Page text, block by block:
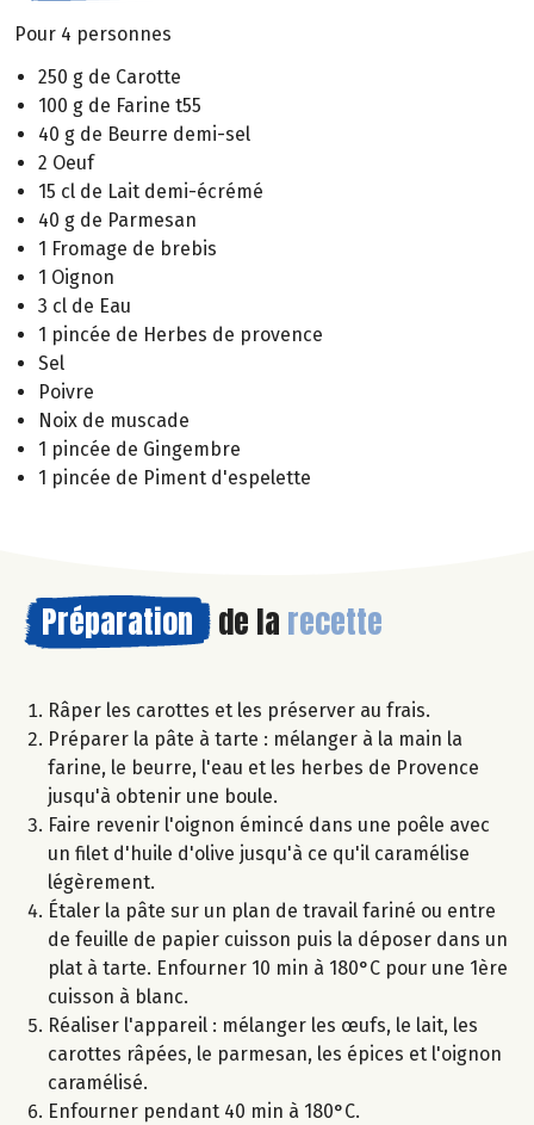
Pour 4 personnes
250 g de Carotte
100 g de Farine t55
40 g de Beurre demi-sel
2 Oeuf
15 cl de Lait demi-écrémé
40 g de Parmesan
1 Fromage de brebis
1 Oignon
3 cl de Eau
1 pincée de Herbes de provence
Sel
Poivre
Noix de muscade
1 pincée de Gingembre
1 pincée de Piment d'espelette
Préparation de la recette
Râper les carottes et les préserver au frais.
Préparer la pâte à tarte : mélanger à la main la
farine, le beurre, l'eau et les herbes de Provence
jusqu'à obtenir une boule.
Faire revenir l'oignon émincé dans une poêle avec
un filet d'huile d'olive jusqu'à ce qu'il caramélise
légèrement.
Étaler la pâte sur un plan de travail fariné ou entre
de feuille de papier cuisson puis la déposer dans un
plat à tarte. Enfourner 10 min à 180°C pour une 1ère
cuisson à blanc.
Réaliser l'appareil : mélanger les œufs, le lait, les
carottes râpées, le parmesan, les épices et l'oignon
caramélisé.
Enfourner pendant 40 min à 180°C.